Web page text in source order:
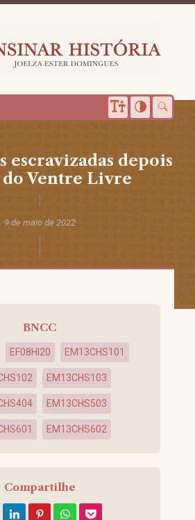
escravizadas depois
do Ventre Livre
9 de maio de 2022
BNCC
EF08HI20 EM13CHS101
EM13CHS103
EM13CHS503
EM13CHS602
Compartilhe